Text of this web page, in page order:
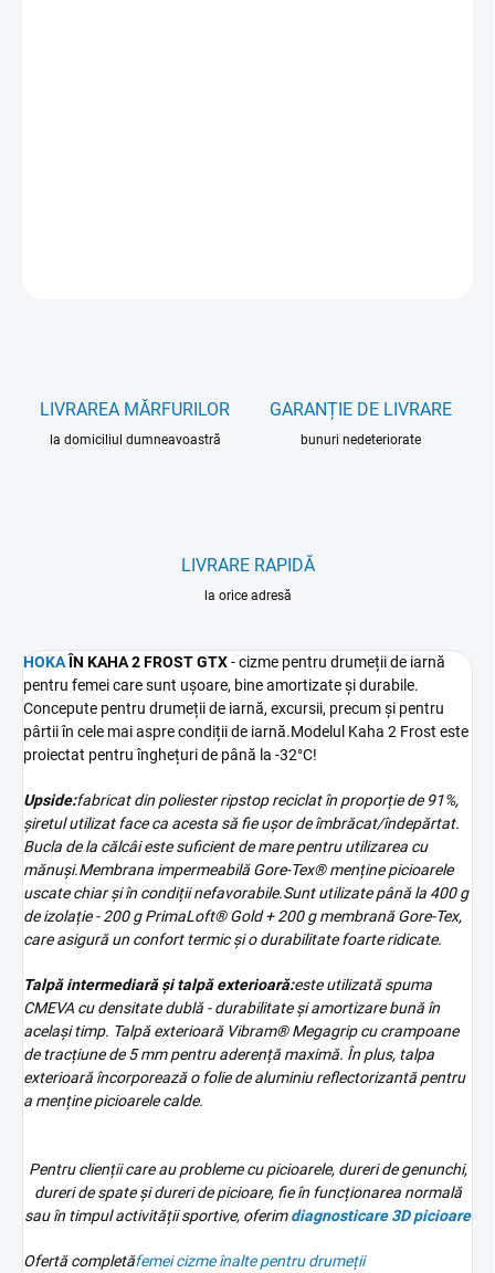
LIVRAREA MĂRFURILOR
la domiciliul dumneavoastră
GARANȚIE DE LIVRARE
bunuri nedeteriorate
LIVRARE RAPIDĂ
la orice adresă
HOKA ÎN KAHA 2 FROST GTX- cizme pentru drumeții de iarnă
pentru femei care sunt ușoare, bine amortizate și durabile.
Concepute pentru drumeții de iarnă, excursii, precum și pentru
pârtii în cele mai aspre condiții de iarnă.Modelul Kaha 2 Frost este
proiectat pentru înghețuri de până la -32°C!
Upside:fabricat din poliester ripstop reciclat în proporție de 91%,
șiretul utilizat face ca acesta să fie ușor de îmbrăcat/îndepărtat.
Bucla de la călcâi este suficient de mare pentru utilizarea cu
mănuși.Membrana impermeabilă Gore-Tex® menține picioarele
uscate chiar și în condiții nefavorabile.Sunt utilizate până la 400 g
de izolație - 200 g PrimaLoft® Gold + 200 g membrană Gore-Tex,
care asigură un confort termic și o durabilitate foarte ridicate.
Talpă intermediară și talpă exterioară:este utilizată spuma
CMEVA cu densitate dublă - durabilitate și amortizare bună în
același timp. Talpă exterioară Vibram® Megagrip cu crampoane
de tracțiune de 5 mm pentru aderență maximă. În plus, talpa
exterioară încorporează o folie de aluminiu reflectorizantă pentru
a menține picioarele calde.
Pentru clienții care au probleme cu picioarele, dureri de genunchi,
dureri de spate și dureri de picioare, fie în funcționarea normală
sau în timpul activității sportive, oferimdiagnosticare 3Dpicioare
Ofertă completăfemei cizme înalte pentru drumeții